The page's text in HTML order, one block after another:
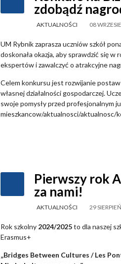
zdobądź
AKTUALNOŚCI 08
UM Rybnik zaprasza uczniów szkół
doskonała okazja, aby sprawdzić się
ekspertów i zawalczyć o atrakcyjne
Celem konkursu jest rozwijanie
własnej działalności gospodarczej.
swoje pomysły przed profesjonalnym
mieszkancow/aktualnosci/aktualnosc/
Pierwszy rok
za nami!
AKTUALNOŚCI 29
Rok szkolny 2024/2025to dla naszej
Erasmus+
„Bridges Between Cultures / Les